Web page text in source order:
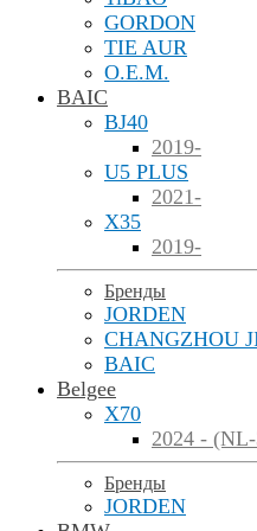
GORDON
TIE AUR
O.E.M.
BAIC
BJ40
2019-
U5 PLUS
2021-
X35
2019-
Бренды
JORDEN
CHANGZHOU
BAIC
Belgee
X70
2024 -
Бренды
JORDEN